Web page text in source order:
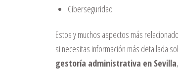
Ciberseguridad
Estos y muchos aspectos más
si necesitas información más detallada
gestoría administrativa en Sevilla